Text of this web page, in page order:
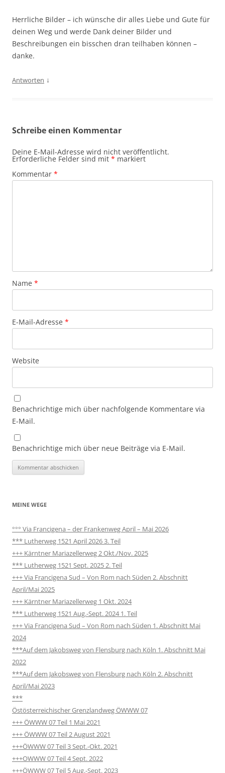
Herrliche Bilder – ich wünsche dir alles Liebe und Gute für
deinen Weg und werde Dank deiner Bilder und
Beschreibungen ein bisschen dran teilhaben können –
danke.
Antworten ↓
Schreibe einen Kommentar
Deine E-Mail-Adresse wird nicht veröffentlicht.
Erforderliche Felder sind mit * markiert
Kommentar *
Name *
E-Mail-Adresse *
Website
Benachrichtige mich über nachfolgende Kommentare via
E-Mail.
Benachrichtige mich über neue Beiträge via E-Mail.
MEINE WEGE
°°° Via Francigena – der Frankenweg April – Mai 2026
*** Lutherweg 1521 April 2026 3. Teil
+++ Kärntner Mariazellerweg 2 Okt./Nov. 2025
*** Lutherweg 1521 Sept. 2025 2. Teil
+++ Via Francigena Sud – Von Rom nach Süden 2. Abschnitt
April/Mai 2025
+++ Kärntner Mariazellerweg 1 Okt. 2024
*** Lutherweg 1521 Aug.-Sept. 2024 1. Teil
+++ Via Francigena Sud – Von Rom nach Süden 1. Abschnitt Mai
2024
***Auf dem Jakobsweg von Flensburg nach Köln 1. Abschnitt Mai
2022
***Auf dem Jakobsweg von Flensburg nach Köln 2. Abschnitt
April/Mai 2023
***
Östösterreichischer Grenzlandweg ÖWWW 07
+++ ÖWWW 07 Teil 1 Mai 2021
+++ ÖWWW 07 Teil 2 August 2021
+++ÖWWW 07 Teil 3 Sept.-Okt. 2021
+++OWWW 07 Teil 4 Sept. 2022
+++ÖWWW 07 Teil 5 Aug.-Sept. 2023